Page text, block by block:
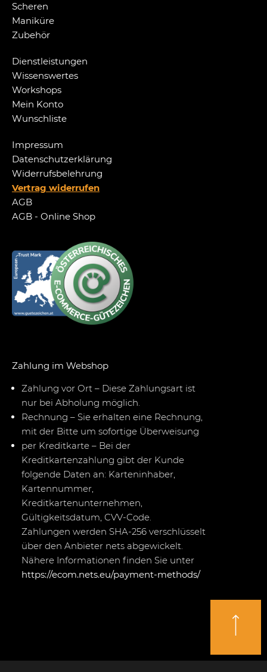
Scheren
Maniküre
Zubehör
Dienstleistungen
Wissenswertes
Workshops
Mein Konto
Wunschliste
Impressum
Datenschutzerklärung
Widerrufsbelehrung
Vertrag widerrufen
AGB
AGB - Online Shop
Zahlung im Webshop
Zahlung vor Ort – Diese Zahlungsart ist
nur bei Abholung möglich.
Rechnung – Sie erhalten eine Rechnung,
mit der Bitte um sofortige Überweisung
per Kreditkarte – Bei der
Kreditkartenzahlung gibt der Kunde
folgende Daten an: Karteninhaber,
Kartennummer,
Kreditkartenunternehmen,
Gültigkeitsdatum, CVV-Code.
Zahlungen werden SHA-256 verschlüsselt
über den Anbieter nets abgewickelt.
Nähere Informationen finden Sie unter
https://ecom.nets.eu/payment-methods/